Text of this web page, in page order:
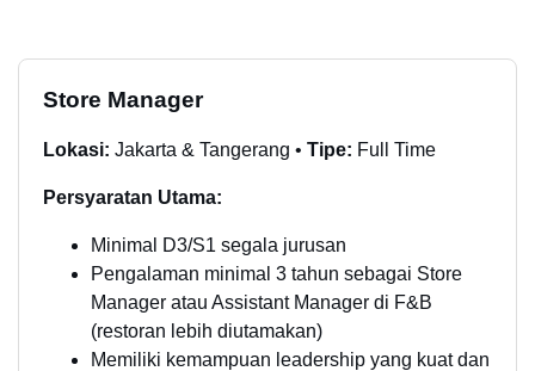
Store Manager
Lokasi: Jakarta & Tangerang • Tipe: Full Time
Persyaratan Utama:
Minimal D3/S1 segala jurusan
Pengalaman minimal 3 tahun sebagai Store
Manager atau Assistant Manager di F&B
(restoran lebih diutamakan)
Memiliki kemampuan leadership yang kuat dan